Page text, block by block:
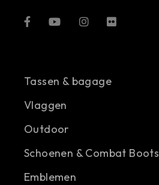
Tassen & bagage
Vlaggen
Outdoor
Schoenen & Combat Boots
Emblemen